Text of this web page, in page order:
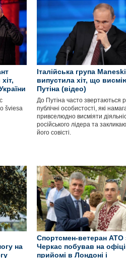
šviesa
Італійська група
випустила хіт, що
Путіна (відео)
До Путіна часто звертаються
публічні особистості, які
привселюдно висміяти
російського лідера та
його совісті.
на
Спортсмен-ветеран АТО
Черкас побував на
прийомі в Лондоні і